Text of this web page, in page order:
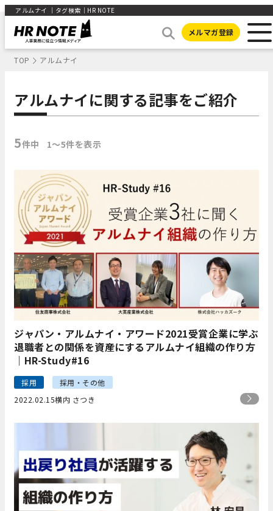
アルムナイ ｜タグ検索｜HR NOTE
メルマガ登録
TOP アルムナイ
アルムナイに関する記事をご紹介
5件中 1〜5件を表示
ジャパン・アルムナイ・アワード2021受賞企業に学ぶ
退職者との関係を資産にするアルムナイ組織の作り方
｜HR-Study#16
採用
採用・その他
2022.02.15横内 さつき